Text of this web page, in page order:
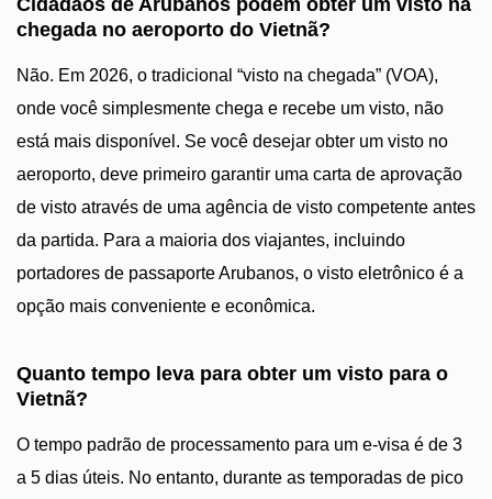
Cidadãos de Arubanos podem obter um visto na
chegada no aeroporto do Vietnã?
Não. Em 2026, o tradicional “visto na chegada” (VOA),
onde você simplesmente chega e recebe um visto, não
está mais disponível. Se você desejar obter um visto no
aeroporto, deve primeiro garantir uma carta de aprovação
de visto através de uma agência de visto competente antes
da partida. Para a maioria dos viajantes, incluindo
portadores de passaporte Arubanos, o visto eletrônico é a
opção mais conveniente e econômica.
Quanto tempo leva para obter um visto para o
Vietnã?
O tempo padrão de processamento para um e-visa é de 3
a 5 dias úteis. No entanto, durante as temporadas de pico